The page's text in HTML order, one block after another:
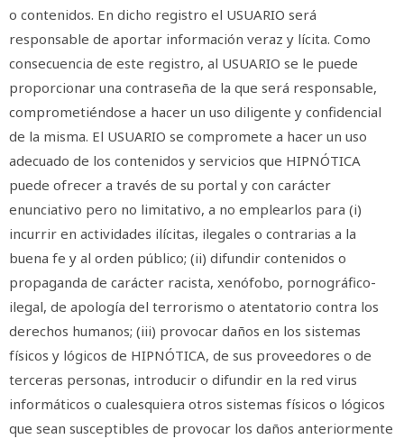
o contenidos. En dicho registro el USUARIO será
responsable de aportar información veraz y lícita. Como
consecuencia de este registro, al USUARIO se le puede
proporcionar una contraseña de la que será responsable,
comprometiéndose a hacer un uso diligente y confidencial
de la misma. El USUARIO se compromete a hacer un uso
adecuado de los contenidos y servicios que HIPNÓTICA
puede ofrecer a través de su portal y con carácter
enunciativo pero no limitativo, a no emplearlos para (i)
incurrir en actividades ilícitas, ilegales o contrarias a la
buena fe y al orden público; (ii) difundir contenidos o
propaganda de carácter racista, xenófobo, pornográfico-
ilegal, de apología del terrorismo o atentatorio contra los
derechos humanos; (iii) provocar daños en los sistemas
físicos y lógicos de HIPNÓTICA, de sus proveedores o de
terceras personas, introducir o difundir en la red virus
informáticos o cualesquiera otros sistemas físicos o lógicos
que sean susceptibles de provocar los daños anteriormente